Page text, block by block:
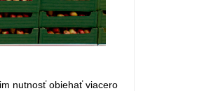
nutnosť obiehať viacero